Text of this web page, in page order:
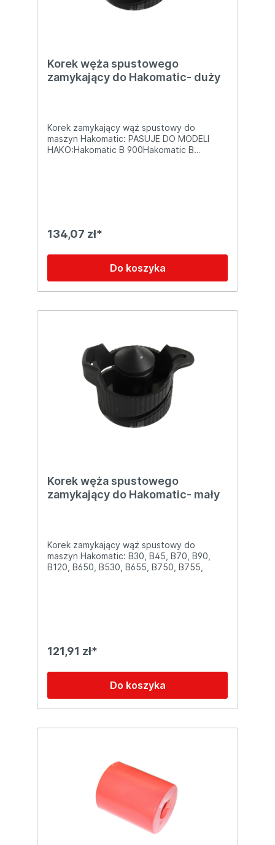
Korek węża spustowego
zamykający do Hakomatic- duży
Korek zamykający wąż spustowy do
maszyn Hakomatic: PASUJE DO MODELI
HAKO:Hakomatic B 900Hakomatic B
134,07 zł*
Do koszyka
Korek węża spustowego
zamykający do Hakomatic- mały
Korek zamykający wąż spustowy do
maszyn Hakomatic: B30, B45, B70, B90,
B120, B650, B530, B655, B750, B755,
121,91 zł*
Do koszyka